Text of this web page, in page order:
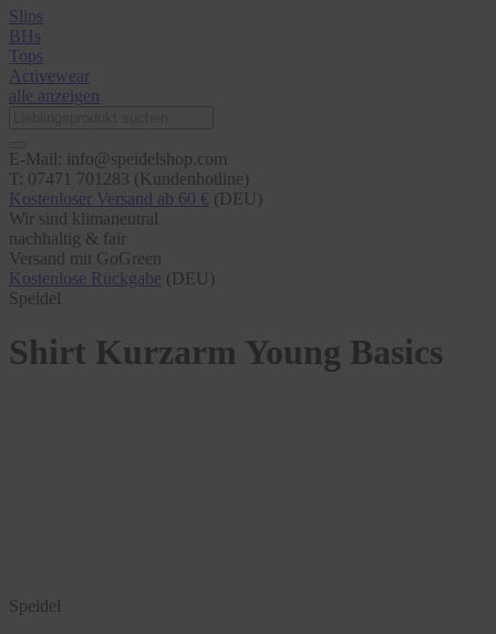
Slips
BHs
Tops
Activewear
alle anzeigen
E-Mail: info@speidelshop.com
T: 07471 701283 (Kundenhotline)
Kostenloser Versand ab 60 € (DEU)
Wir sind klimaneutral
nachhaltig & fair
Versand mit GoGreen
Kostenlose Rückgabe (DEU)
Speidel
Shirt Kurzarm Young Basics
Speidel